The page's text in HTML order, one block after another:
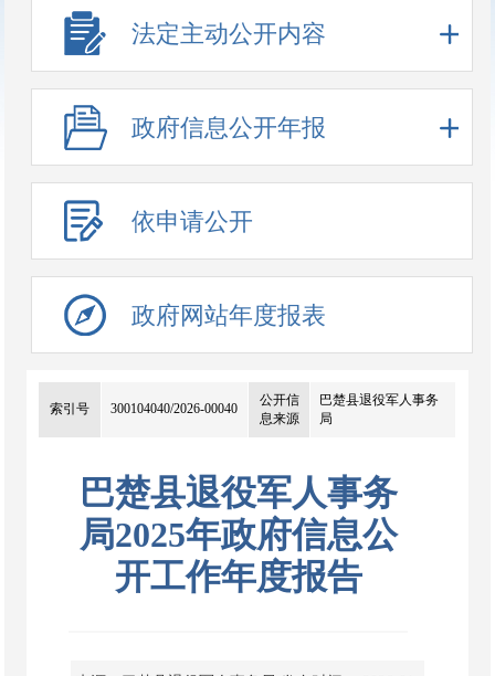
法定主动公开内容
政府信息公开年报
依申请公开
政府网站年度报表
索引号 300104040/2026-00040
公开信
息来源
巴楚县退役军人事务
局
巴楚县退役军人事务
局2025年政府信息公
开工作年度报告